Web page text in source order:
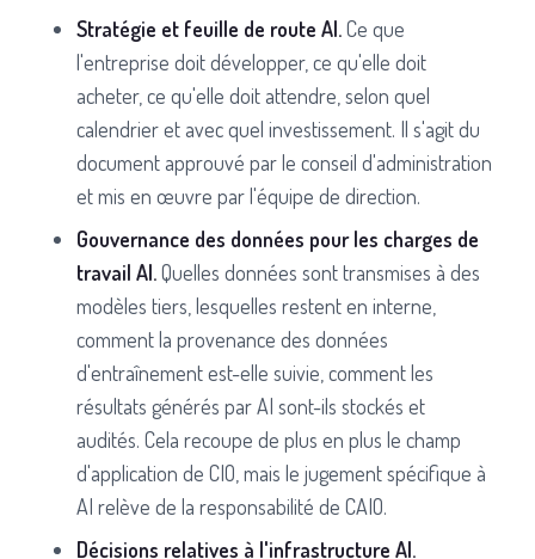
Stratégie et feuille de route AI.Ce que
l'entreprise doit développer, ce qu'elle doit
acheter, ce qu'elle doit attendre, selon quel
calendrier et avec quel investissement. Il s'agit du
document approuvé par le conseil d'administration
et mis en œuvre par l'équipe de direction.
Gouvernance des données pour les charges de
travail AI.Quelles données sont transmises à des
modèles tiers, lesquelles restent en interne,
comment la provenance des données
d'entraînement est-elle suivie, comment les
résultats générés par AI sont-ils stockés et
audités. Cela recoupe de plus en plus le champ
d'application de CIO, mais le jugement spécifique à
AI relève de la responsabilité de CAIO.
Décisions relatives à l'infrastructure AI.